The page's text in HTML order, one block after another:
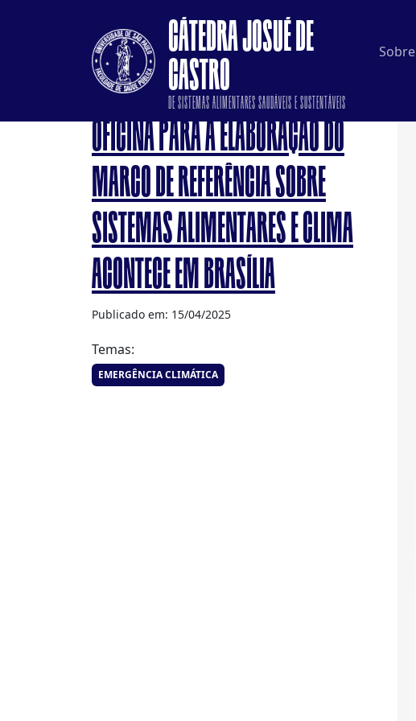
CÁTEDRA JOSUÉ DE
CASTRO
DE SISTEMAS ALIMENTARES SAUDÁVEIS E SUSTENTÁVEIS
Sobre
OFICINA PARA A ELABORAÇÃO DO
MARCO DE REFERÊNCIA SOBRE
SISTEMAS ALIMENTARES E CLIMA
ACONTECE EM BRASÍLIA
Publicado em: 15/04/2025
Temas:
EMERGÊNCIA CLIMÁTICA